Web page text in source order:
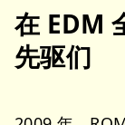
在 EDM
先驱们